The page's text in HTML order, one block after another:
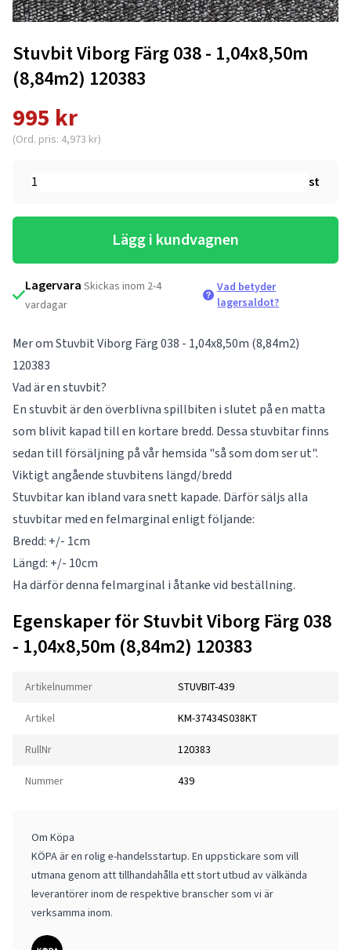
Stuvbit Viborg Färg 038 - 1,04x8,50m
(8,84m2) 120383
995 kr
(Ord. pris: 4,973 kr)
st
Lägg i kundvagnen
Lagervara Skickas inom 2-4
vardagar
Vad betyder
lagersaldot?
Mer om Stuvbit Viborg Färg 038 - 1,04x8,50m (8,84m2)
120383
Vad är en stuvbit?
En stuvbit är den överblivna spillbiten i slutet på en matta
som blivit kapad till en kortare bredd. Dessa stuvbitar finns
sedan till försäljning på vår hemsida "så som dom ser ut".
Viktigt angående stuvbitens längd/bredd
Stuvbitar kan ibland vara snett kapade. Därför säljs alla
stuvbitar med en felmarginal enligt följande:
Bredd: +/- 1cm
Längd: +/- 10cm
Ha därför denna felmarginal i åtanke vid beställning.
Egenskaper för Stuvbit Viborg Färg 038
- 1,04x8,50m (8,84m2) 120383
Artikelnummer STUVBIT-439
Artikel KM-37434S038KT
RullNr 120383
Nummer 439
Om Köpa
KÖPA är en rolig e-handelsstartup. En uppstickare som vill
utmana genom att tillhandahålla ett stort utbud av välkända
leverantörer inom de respektive branscher som vi är
verksamma inom.